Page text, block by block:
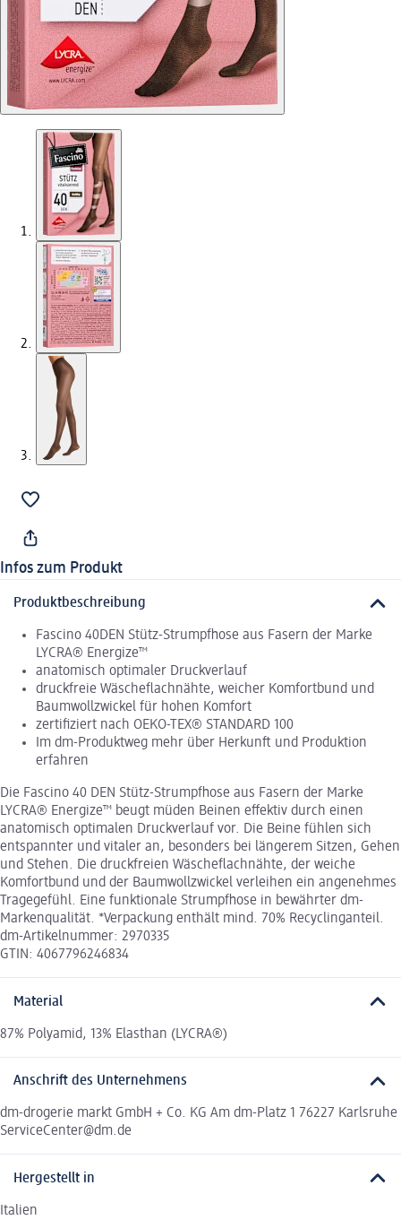
Infos zum Produkt
Produktbeschreibung
Fascino 40DEN Stütz-Strumpfhose aus Fasern der Marke
LYCRA® Energize™
anatomisch optimaler Druckverlauf
druckfreie Wäscheflachnähte, weicher Komfortbund und
Baumwollzwickel für hohen Komfort
zertifiziert nach OEKO-TEX® STANDARD 100
Im dm-Produktweg mehr über Herkunft und Produktion
erfahren
Die Fascino 40 DEN Stütz-Strumpfhose aus Fasern der Marke
LYCRA® Energize™ beugt müden Beinen effektiv durch einen
anatomisch optimalen Druckverlauf vor. Die Beine fühlen sich
entspannter und vitaler an, besonders bei längerem Sitzen, Gehen
und Stehen. Die druckfreien Wäscheflachnähte, der weiche
Komfortbund und der Baumwollzwickel verleihen ein angenehmes
Tragegefühl. Eine funktionale Strumpfhose in bewährter dm-
Markenqualität. *Verpackung enthält mind. 70% Recyclinganteil.
dm-Artikelnummer: 2970335
GTIN: 4067796246834
Material
87% Polyamid, 13% Elasthan (LYCRA®)
Anschrift des Unternehmens
dm-drogerie markt GmbH + Co. KG Am dm-Platz 1 76227 Karlsruhe
ServiceCenter@dm.de
Hergestellt in
Italien